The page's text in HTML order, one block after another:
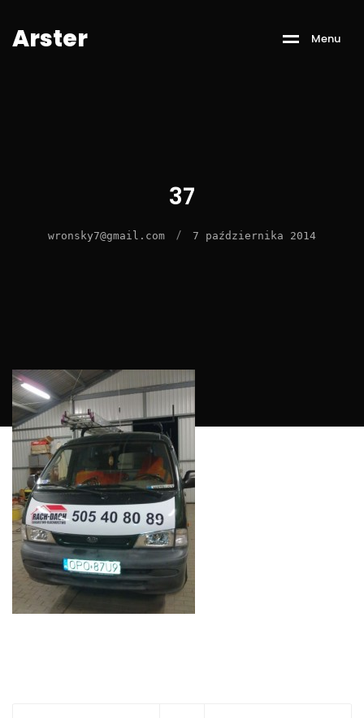
Arster Menu
37
wronsky7@gmail.com / 7 października 2014